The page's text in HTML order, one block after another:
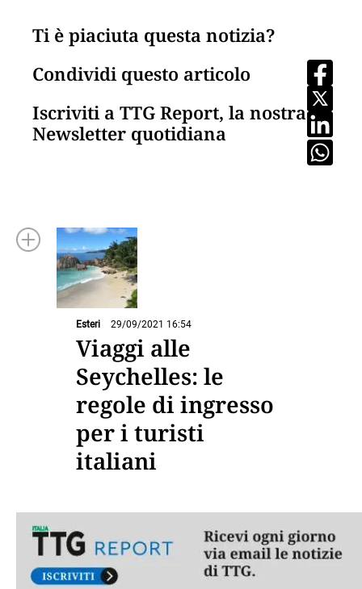
Ti è piaciuta questa notizia?
Condividi questo articolo
Iscriviti a TTG Report, la nostra
Newsletter quotidiana
Esteri 29/09/2021 16:54
Viaggi alle
Seychelles: le
regole di ingresso
per i turisti
italiani